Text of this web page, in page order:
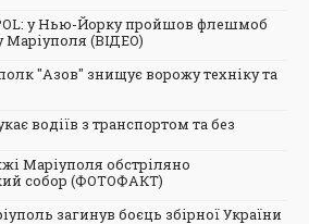
у Нью-Йорку пройшов флешмоб
Маріуполя (ВІДЕО)
"Азов" знищує ворожу техніку та
водіїв з транспортом та без
Маріуполя обстріляно
собор (ФОТОФАКТ)
загинув боєць збірної України